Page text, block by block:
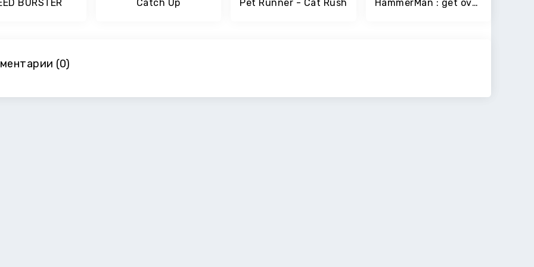
BURSTER Catch Up Pet Runner - Cat Rush HammerMan : get over this
(0)